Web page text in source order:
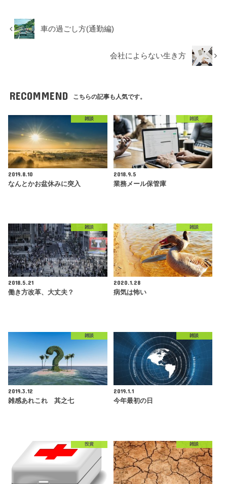
車の過ごし方(通勤編)
会社によらない生き方
RECOMMEND こちらの記事も人気です。
雑談
2019.8.10
なんとかお盆休みに突入
雑談
2018.9.5
業務メール保管庫
雑談
2018.5.21
働き方改革、大丈夫？
雑談
2020.1.28
病気は怖い
雑談
2019.3.12
雑感あれこれ 其之七
雑談
2019.1.1
今年最初の日
投資 雑談